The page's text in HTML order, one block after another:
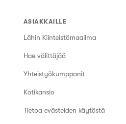
ASIAKKAILLE
Lähin Kiinteistömaailma
Hae välittäjää
Yhteistyökumppanit
Kotikansio
Tietoa evästeiden käytöstä